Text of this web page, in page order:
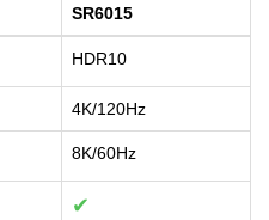
SR6015
HDR10
4K/120Hz
8K/60Hz
✔